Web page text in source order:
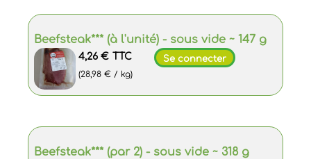
Beefsteak*** (à l'unité) - sous vide ~ 147 g
4,26 € TTC
(28,98 € / kg)
Se connecter
Beefsteak*** (par 2) - sous vide ~ 318 g